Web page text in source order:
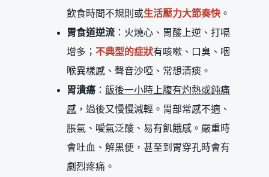
飲食時間不規則或生活壓力大節奏快 。
胃食道逆流 ：火燒心、胃酸上逆、打嗝
增多；不典型的症狀有咳嗽、口臭、咽
喉異樣感、聲音沙啞、常想清痰。
胃潰瘍 ：飯後一小時上腹有灼熱或鈍痛
感 ，過後又慢慢減輕。胃部常感不適、
脹氣、噯氣泛酸、易有飢餓感。嚴重時
會吐血、解黑便，甚至到胃穿孔時會有
劇烈疼痛。